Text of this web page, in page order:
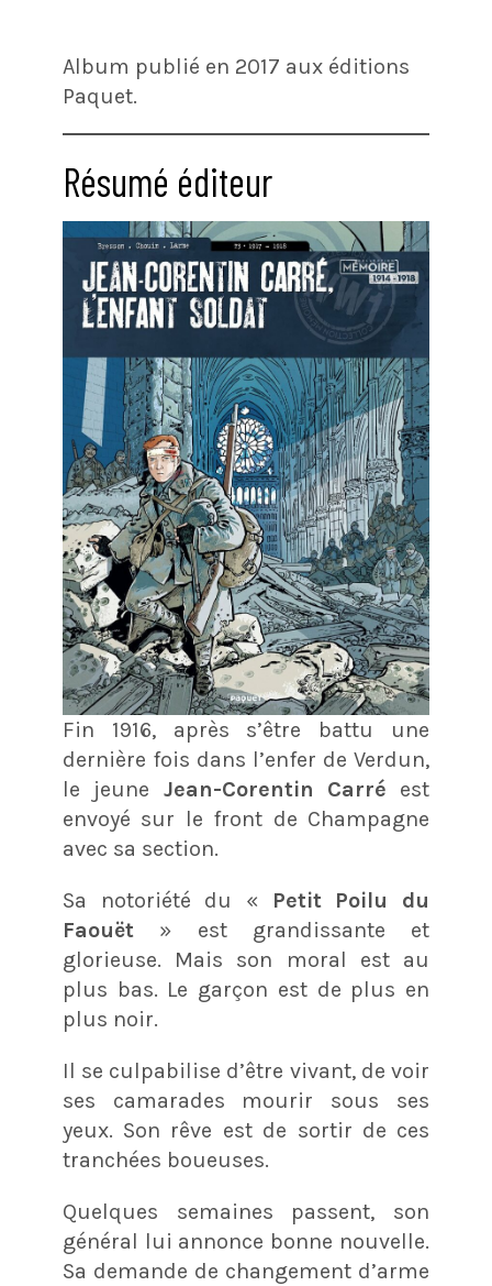
Album publié en 2017 aux éditions
Paquet.
Résumé éditeur
Fin 1916, après s’être battu une
dernière fois dans l’enfer de Verdun,
le jeune Jean-Corentin Carré est
envoyé sur le front de Champagne
avec sa section.
Sa notoriété du « Petit Poilu du
Faouët » est grandissante et
glorieuse. Mais son moral est au
plus bas. Le garçon est de plus en
plus noir.
Il se culpabilise d’être vivant, de voir
ses camarades mourir sous ses
yeux. Son rêve est de sortir de ces
tranchées boueuses.
Quelques semaines passent, son
général lui annonce bonne nouvelle.
Sa demande de changement d’arme